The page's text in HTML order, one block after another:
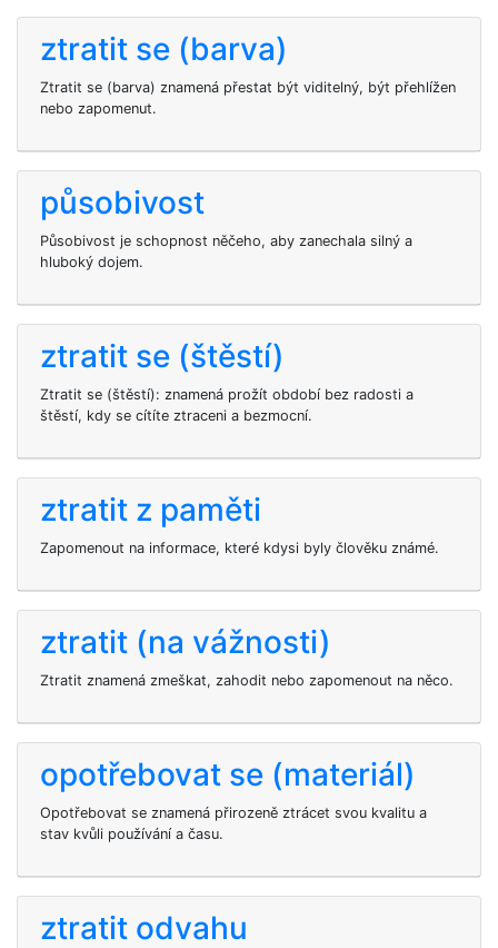
ztratit se (barva)
Ztratit se (barva) znamená přestat být viditelný, být přehlížen
nebo zapomenut.
působivost
Působivost je schopnost něčeho, aby zanechala silný a
hluboký dojem.
ztratit se (štěstí)
Ztratit se (štěstí): znamená prožít období bez radosti a
štěstí, kdy se cítíte ztraceni a bezmocní.
ztratit z paměti
Zapomenout na informace, které kdysi byly člověku známé.
ztratit (na vážnosti)
Ztratit znamená zmeškat, zahodit nebo zapomenout na něco.
opotřebovat se (materiál)
Opotřebovat se znamená přirozeně ztrácet svou kvalitu a
stav kvůli používání a času.
ztratit odvahu